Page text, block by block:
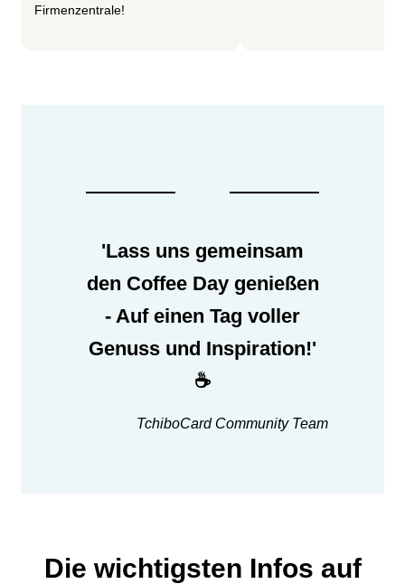
Firmenzentrale!
'Lass uns gemeinsam
den Coffee Day genießen
- Auf einen Tag voller
Genuss und Inspiration!'
☕
TchiboCard Community Team
Die wichtigsten Infos auf